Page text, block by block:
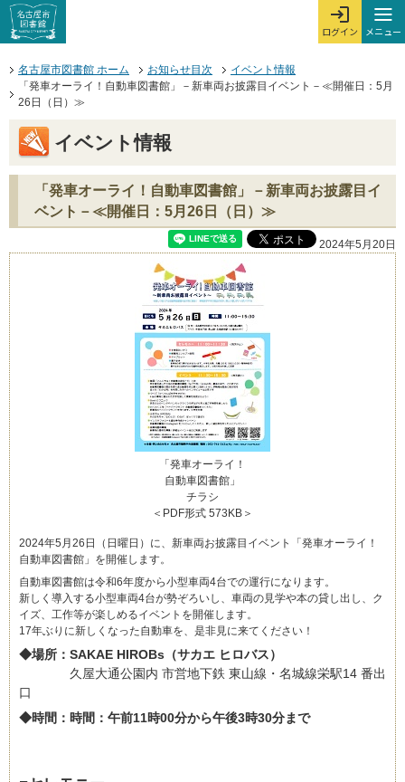
ページの先頭です。
本文へジャンプする。
ここからサイト内共通メニューです。
サイト内共通メニューをスキップする
ログイン
ログインを開
メニュー
メ
サイト内共通メニューここまで。
名古屋市図書館 ホーム
お知らせ目次
イベント情報
「発車オーライ！自動車図書館」－新車両お披露目イベント－≪開催日：5月
26日（日）≫
イベント情報
「発車オーライ！自動車図書館」－新車両お披露目イ
ベント－≪開催日：5月26日（日）≫
2024年5月20日
「発車オーライ！
自動車図書館」
チラシ
＜PDF形式 573KB＞
2024年5月26日（日曜日）に、新車両お披露目イベント「発車オーライ！
自動車図書館」を開催します。
自動車図書館は令和6年度から小型車両4台での運行になります。
新しく導入する小型車両4台が勢ぞろいし、車両の見学や本の貸し出し、ク
イズ、工作等が楽しめるイベントを開催します。
17年ぶりに新しくなった自動車を、是非見に来てください！
◆場所：SAKAE HIROBs（サカエ ヒロバス）
久屋大通公園内 市営地下鉄 東山線・名城線栄駅14 番出
口
◆時間：時間：午前11時00分から午後3時30分まで